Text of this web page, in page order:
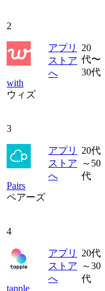
2
with
ウィズ
アプリ
ストア
へ
20
代〜
30代
3
Pairs
ペアーズ
アプリ
ストア
へ
20代
～50
代
4
tapple
アプリ
ストア
へ
20代
～30
代